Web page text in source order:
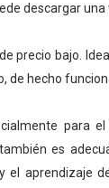
descargar
precio bajo.
de hecho
para
es
el aprendizaje